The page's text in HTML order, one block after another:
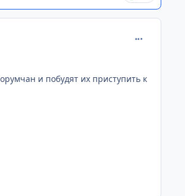
и побудят их приступить к